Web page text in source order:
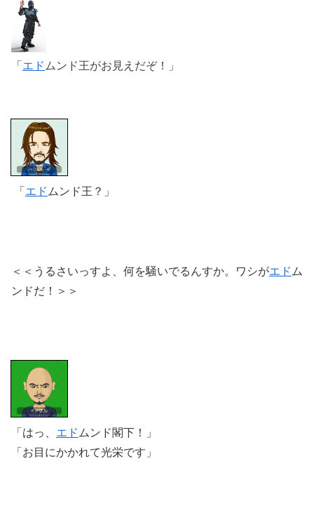
「エドムンド王がお見えだぞ！」
「 エド ムンド王？」
＜＜うるさいっすよ、何を騒いでるんすか。ワシがエド ム
ンドだ！＞＞
「はっ、 エド ムンド閣下！」
「お目にかかれて光栄です」